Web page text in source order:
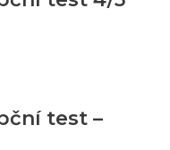
test –